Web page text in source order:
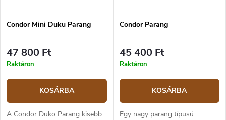
Condor Mini Duku Parang
47 800 Ft
Raktáron
KOSÁRBA
A Condor Duko Parang kisebb
Condor Parang
45 400 Ft
Raktáron
KOSÁRBA
Egy nagy parang típusú